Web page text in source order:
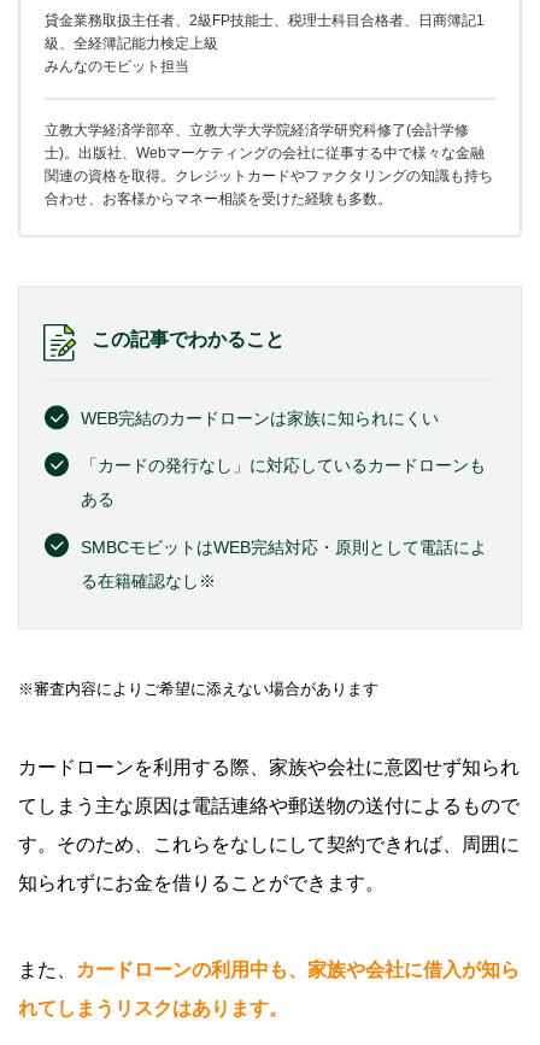
貸金業務取扱主任者、2級FP技能士、税理士科目合格者、日商簿記1
級、全経簿記能力検定上級
みんなのモビット担当
立教大学経済学部卒、立教大学大学院経済学研究科修了(会計学修
士)。出版社、Webマーケティングの会社に従事する中で様々な金融
関連の資格を取得。クレジットカードやファクタリングの知識も持ち
合わせ、お客様からマネー相談を受けた経験も多数。
この記事でわかること
WEB完結のカードローンは家族に知られにくい
「カードの発行なし」に対応しているカードローンも
ある
SMBCモビットはWEB完結対応・原則として電話によ
る在籍確認なし※
※審査内容によりご希望に添えない場合があります
カードローンを利用する際、家族や会社に意図せず知られ
てしまう主な原因は電話連絡や郵送物の送付によるもので
す。そのため、これらをなしにして契約できれば、周囲に
知られずにお金を借りることができます。
また、
カードローンの利用中も、家族や会社に借入が知ら
れてしまうリスクはあります。